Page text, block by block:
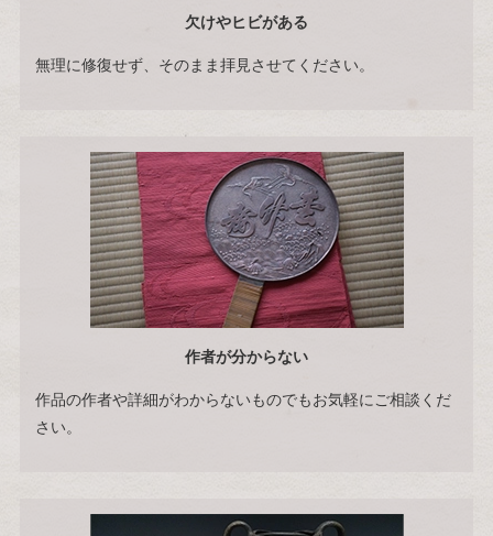
欠けやヒビがある
無理に修復せず、そのまま拝見させてください。
作者が分からない
作品の作者や詳細がわからないものでもお気軽にご相談くだ
さい。